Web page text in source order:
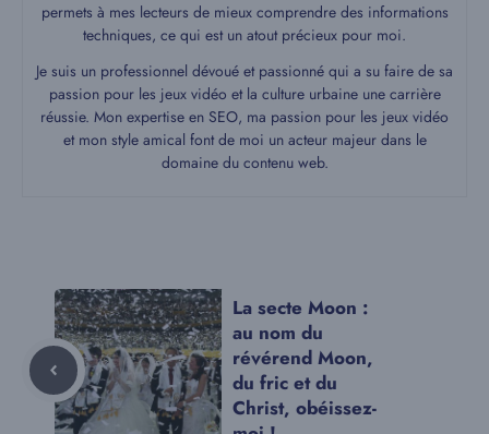
permets à mes lecteurs de mieux comprendre des informations
techniques, ce qui est un atout précieux pour moi.
Je suis un professionnel dévoué et passionné qui a su faire de sa
passion pour les jeux vidéo et la culture urbaine une carrière
réussie. Mon expertise en SEO, ma passion pour les jeux vidéo
et mon style amical font de moi un acteur majeur dans le
domaine du contenu web.
La secte Moon :
au nom du
révérend Moon,
du fric et du
Christ, obéissez-